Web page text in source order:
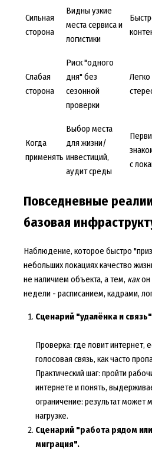
Сильная
сторона
Видны узкие
места сервиса и
логистики
Слабая
сторона
Риск "одного
дня" без
сезонной
проверки
Легко
Когда
применять
Выбор места
для жизни/
инвестиций,
аудит среды
с
Повседневные
базовая
Наблюдение, которое быстро
небольших локациях качество
не наличием объекта, а тем, какон
недели - расписанием, кадрами,
Сценарий "удалёнка и
Проверка: где ловит интернет,
голосовая связь, как часто
Практический шаг: пройти
интернете и понять,
ограничение: результат может
нагрузке.
Сценарий "работа рядом
миграция".